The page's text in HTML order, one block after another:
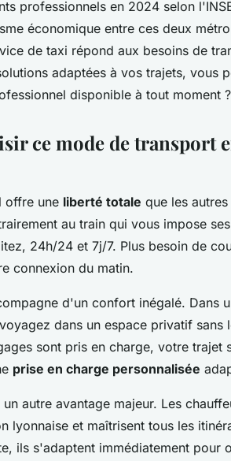
professionnels en 2024 selon
économique entre ces deux
de taxi répond aux besoins de
adaptées à vos trajets, vous
disponible à tout moment ?
ce mode de transport
offre une liberté totale que les
au train qui vous impose
24h/24 et 7j/7. Plus besoin de
connexion du matin.
d'un confort inégalé. Dans
dans un espace privatif sans
sont pris en charge, votre
prise en charge personnalisée
autre avantage majeur. Les
lyonnaise et maîtrisent tous les
ils s'adaptent immédiatement pour